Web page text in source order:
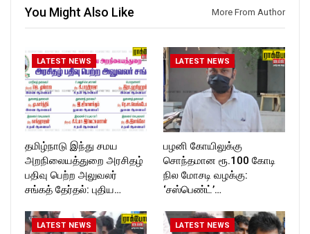
https://twitter.com/ROCKFOR
T_TIMES
https://twitter.com/ROCKFOR
T_TIMES
You Might Also Like More From Author
LATEST NEWS
தமிழ்நாடு இந்து சமய
அறநிலையத்துறை அரசிதழ்
பதிவு பெற்ற அலுவலர்
சங்கத் தேர்தல்: புதிய…
LATEST NEWS
பழனி கோயிலுக்கு
சொந்தமான ரூ.100 கோடி
நில மோசடி வழக்கு:
‘சஸ்பெண்ட்’…
LATEST NEWS LATEST NEWS